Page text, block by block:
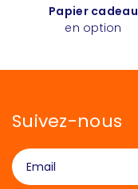
Papier cadeau
en option
Suivez-nous